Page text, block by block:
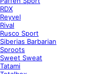
RDX
Reyvel
Rival
Rusco Sport
Siberias Barbarian
Sproots
Sweet Sweat
Tatami